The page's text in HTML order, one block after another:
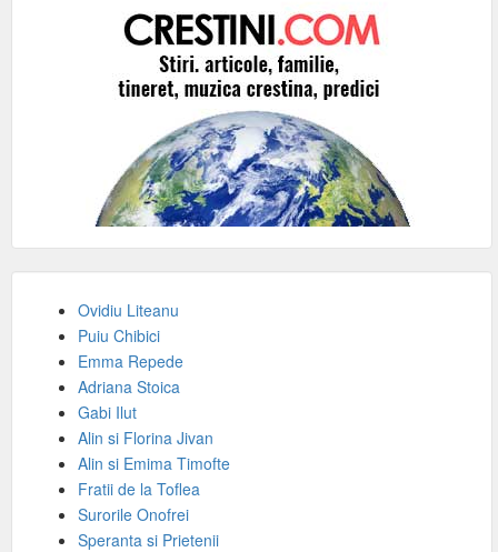
Ovidiu Liteanu
Puiu Chibici
Emma Repede
Adriana Stoica
Gabi Ilut
Alin si Florina Jivan
Alin si Emima Timofte
Fratii de la Toflea
Surorile Onofrei
Speranta si Prietenii